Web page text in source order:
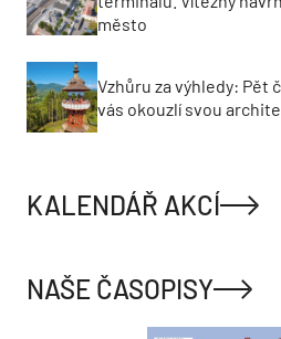
město
Vzhůru za výhledy: Pět
vás okouzlí svou
KALENDÁŘ AKCÍ
NAŠE ČASOPISY